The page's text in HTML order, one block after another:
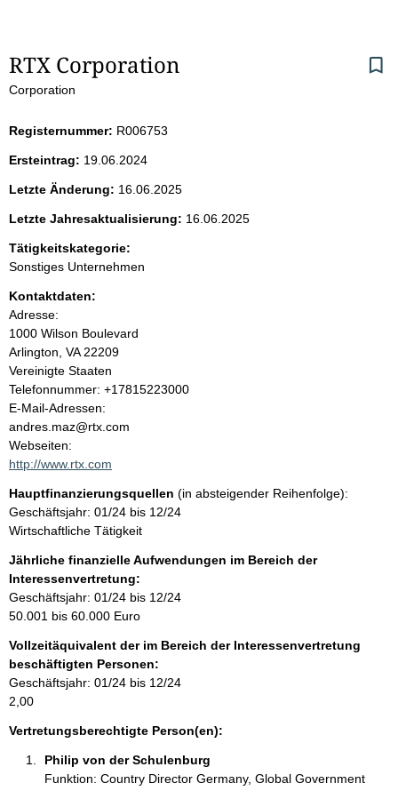
S
e
i
t
e
n
i
n
h
a
l
t
RTX Corporation
Corporation
Registernummer: R006753
Ersteintrag: 19.06.2024
Letzte Änderung: 16.06.2025
Letzte Jahresaktualisierung: 16.06.2025
Tätigkeitskategorie:
Sonstiges Unternehmen
Kontaktdaten:
Adresse:
1000 Wilson Boulevard
Arlington, VA 22209
Vereinigte Staaten
K
o
n
t
a
t
i
n
f
o
r
m
t
i
o
n
e
Telefonnummer: +17815223000
E-Mail-Adressen:
andres.maz@rtx.com
Webseiten:
http://www.rtx.com
Hauptfinanzierungsquellen (in absteigender Reihenfolge):
Geschäftsjahr: 01/24 bis 12/24
Wirtschaftliche Tätigkeit
Jährliche finanzielle Aufwendungen im Bereich der
Interessenvertretung:
Geschäftsjahr: 01/24 bis 12/24
50.001 bis 60.000 Euro
Vollzeitäquivalent der im Bereich der Interessenvertretung
beschäftigten Personen:
Geschäftsjahr: 01/24 bis 12/24
2,00
Vertretungsberechtigte Person(en):
Philip von der Schulenburg
Funktion: Country Director Germany, Global Government